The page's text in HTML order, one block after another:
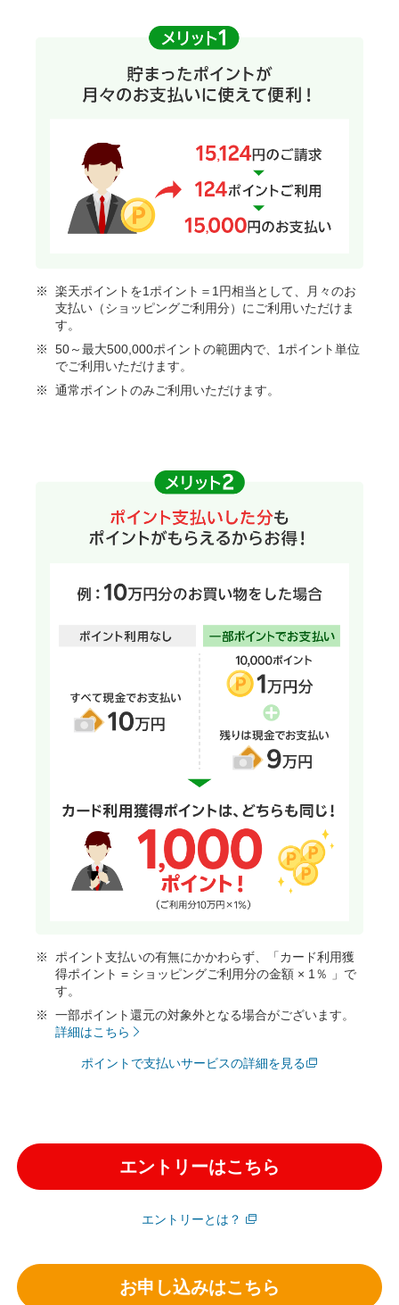
楽天ポイントを1ポイント＝1円相当として、月々のお
支払い（ショッピングご利用分）にご利用いただけま
す。
50～最大500,000ポイントの範囲内で、1ポイント単位
でご利用いただけます。
通常ポイントのみご利用いただけます。
ポイント支払いの有無にかかわらず、「カード利用獲
得ポイント = ショッピングご利用分の金額 × 1％ 」で
す。
一部ポイント還元の対象外となる場合がございます。
詳細はこちら
ポイントで支払いサービスの詳細を見る
エントリーはこちら
エントリーとは？
お申し込みはこちら